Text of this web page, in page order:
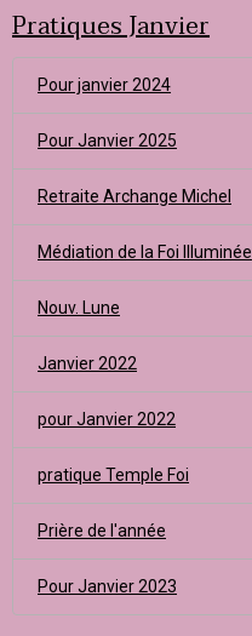
Pratiques Janvier
Pour janvier 2024
Pour Janvier 2025
Retraite Archange Michel
Médiation de la Foi Illuminée
Nouv. Lune
Janvier 2022
pour Janvier 2022
pratique Temple Foi
Prière de l'année
Pour Janvier 2023